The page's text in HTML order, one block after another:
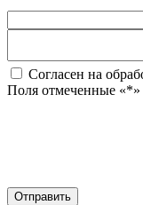
Согласен на
Поля отмеченные «*
Отправить